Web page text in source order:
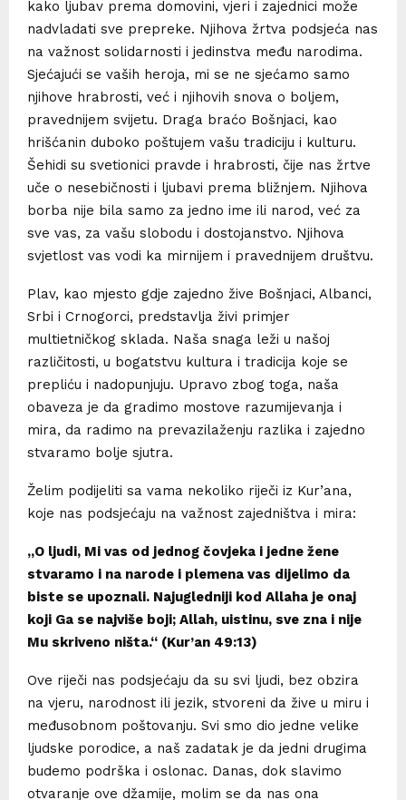
kako ljubav prema domovini, vjeri i zajednici može
nadvladati sve prepreke. Njihova žrtva podsjeća nas
na važnost solidarnosti i jedinstva među narodima.
Sjećajući se vaših heroja, mi se ne sjećamo samo
njihove hrabrosti, već i njihovih snova o boljem,
pravednijem svijetu. Draga braćo Bošnjaci, kao
hrišćanin duboko poštujem vašu tradiciju i kulturu.
Šehidi su svetionici pravde i hrabrosti, čije nas žrtve
uče o nesebičnosti i ljubavi prema bližnjem. Njihova
borba nije bila samo za jedno ime ili narod, već za
sve vas, za vašu slobodu i dostojanstvo. Njihova
svjetlost vas vodi ka mirnijem i pravednijem društvu.
Plav, kao mjesto gdje zajedno žive Bošnjaci, Albanci,
Srbi i Crnogorci, predstavlja živi primjer
multietničkog sklada. Naša snaga leži u našoj
različitosti, u bogatstvu kultura i tradicija koje se
prepliću i nadopunjuju. Upravo zbog toga, naša
obaveza je da gradimo mostove razumijevanja i
mira, da radimo na prevazilaženju razlika i zajedno
stvaramo bolje sjutra.
Želim podijeliti sa vama nekoliko riječi iz Kur’ana,
koje nas podsjećaju na važnost zajedništva i mira:
„O ljudi, Mi vas od jednog čovjeka i jedne žene
stvaramo i na narode i plemena vas dijelimo da
biste se upoznali. Najugledniji kod Allaha je onaj
koji Ga se najviše boji; Allah, uistinu, sve zna i nije
Mu skriveno ništa.“ (Kur’an 49:13)
Ove riječi nas podsjećaju da su svi ljudi, bez obzira
na vjeru, narodnost ili jezik, stvoreni da žive u miru i
međusobnom poštovanju. Svi smo dio jedne velike
ljudske porodice, a naš zadatak je da jedni drugima
budemo podrška i oslonac. Danas, dok slavimo
otvaranje ove džamije, molim se da nas ona